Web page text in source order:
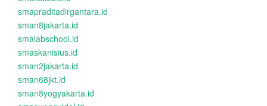
smapraditadirgantara.id
sman8jakarta.id
smalabschool.id
smaskanisius.id
sman2jakarta.id
sman68jkt.id
sman8yogyakarta.id